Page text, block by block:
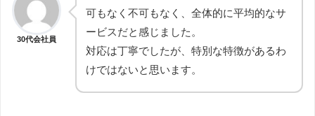
30代会社員
可もなく不可もなく、全体的に平均的なサ
ービスだと感じました。
対応は丁寧でしたが、特別な特徴があるわ
けではないと思います。